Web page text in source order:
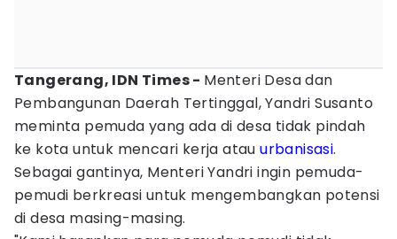
Tangerang, IDN Times - Menteri Desa dan
Pembangunan Daerah Tertinggal, Yandri Susanto
meminta pemuda yang ada di desa tidak pindah
ke kota untuk mencari kerja atauurbanisasi.
Sebagai gantinya, Menteri Yandri ingin pemuda-
pemudi berkreasi untuk mengembangkan potensi
di desa masing-masing.